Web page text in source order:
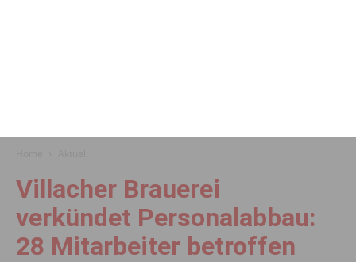
Villacher Brauerei
verkündet Personalabbau:
28 Mitarbeiter betroffen